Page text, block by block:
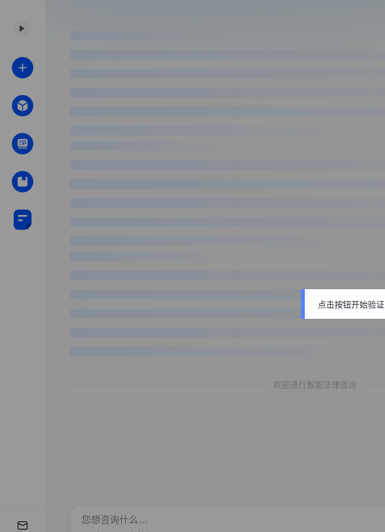
欢迎进行智能法律咨询
点击按钮开始验证